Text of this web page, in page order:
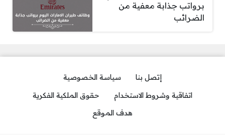
برواتب جذابة معفية من
الضرائب
إتصل بنا
سياسة الخصوصية
اتفاقية وشروط الاستخدام
حقوق الملكية الفكرية
هدف الموقع